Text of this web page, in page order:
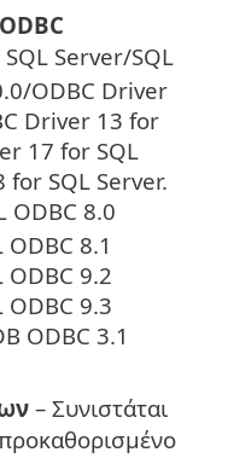
Server/SQL
ODBC Driver
Driver 13 for
17 for SQL
SQL Server.
ODBC 8.0
8.1
9.2
9.3
ODBC 3.1
– Συνιστάται